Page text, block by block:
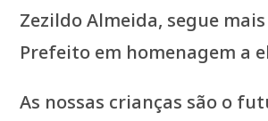
As nossas crianças são o